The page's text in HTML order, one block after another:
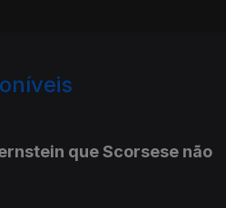
que Scorsese não